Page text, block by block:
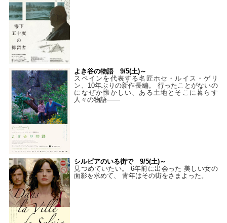
よき谷の物語 9/5(土)～
スペインを代表する名匠ホセ・ルイス・ゲリ
ン、10年ぶりの新作長編。 行ったことがないの
になぜか懐かしい、ある土地とそこに暮らす
人々の物語――
シルビアのいる街で 9/5(土)～
見つめていたい。 6年前に出会った 美しい女の
面影を求めて、 青年はその街をさまよった。